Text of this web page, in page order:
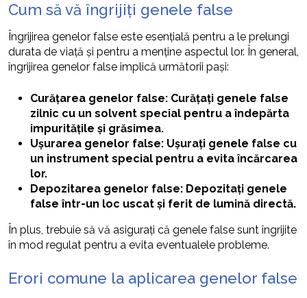
Cum să vă îngrijiți genele false
Îngrijirea genelor false este esențială pentru a le prelungi
durata de viață și pentru a menține aspectul lor. În general,
îngrijirea genelor false implică următorii pași:
Curățarea genelor false: Curățați genele false
zilnic cu un solvent special pentru a îndepărta
impuritățile și grăsimea.
Ușurarea genelor false: Ușurați genele false cu
un instrument special pentru a evita încărcarea
lor.
Depozitarea genelor false: Depozitați genele
false într-un loc uscat și ferit de lumină directă.
În plus, trebuie să vă asigurați că genele false sunt îngrijite
în mod regulat pentru a evita eventualele probleme.
Erori comune la aplicarea genelor false